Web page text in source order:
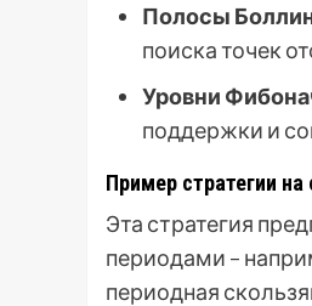
Полосы
поиска точек
Уровни
поддержки и
Пример стратегии
Эта стратегия
периодами –
периодная